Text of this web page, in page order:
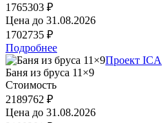
1765303 ₽
Цена до 31.08.2026
1702735 ₽
Подробнее
Проект ICA
Баня из бруса 11×9
Стоимость
2189762 ₽
Цена до 31.08.2026